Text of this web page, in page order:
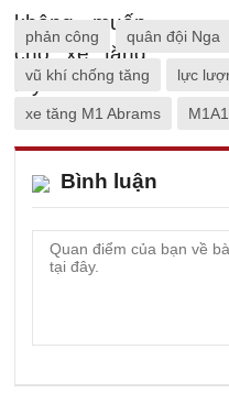
phản công quân đội Nga
vũ khí chống tăng lực
xe tăng M1 Abrams
Bình luận